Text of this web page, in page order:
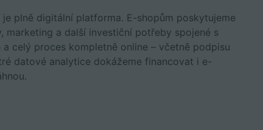
plně digitální platforma. E-shopům poskytujeme
a další investiční potřeby spojené s
celý proces kompletně online – včetně podpisu
datové analytice dokážeme financovat i e-